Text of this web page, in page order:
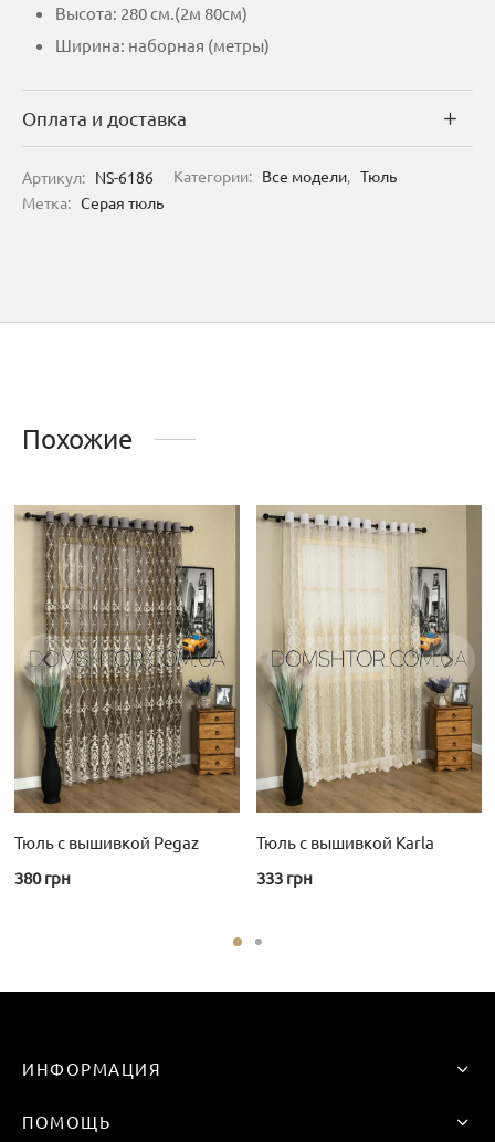
Высота: 280 см.(2м 80см)
Ширина: наборная (метры)
Оплата и доставка
Артикул: NS-6186 Категории: Все модели, Тюль
Метка: Серая тюль
Похожие
Тюль с вышивкой Pegaz
380грн
Тюль с вышивкой Karla
333 грн
ПОМОЩЬ
ИНФОРМАЦИЯ